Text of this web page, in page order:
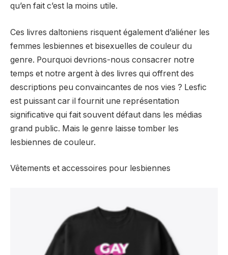
qu’en fait c’est la moins utile.
Ces livres daltoniens risquent également d’aliéner les
femmes lesbiennes et bisexuelles de couleur du
genre. Pourquoi devrions-nous consacrer notre
temps et notre argent à des livres qui offrent des
descriptions peu convaincantes de nos vies ? Lesfic
est puissant car il fournit une représentation
significative qui fait souvent défaut dans les médias
grand public. Mais le genre laisse tomber les
lesbiennes de couleur.
Vêtements et accessoires pour lesbiennes